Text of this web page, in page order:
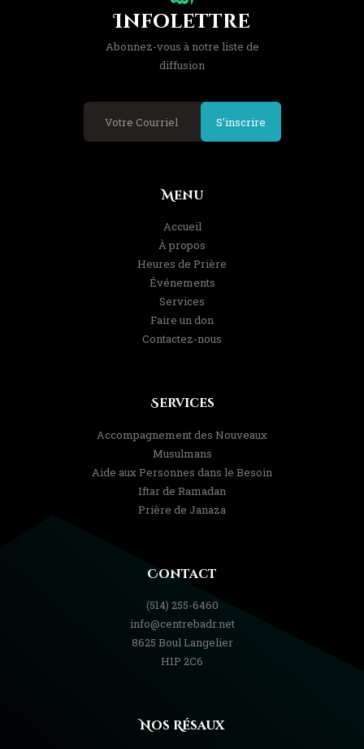
Infolettre
Abonnez-vous à notre liste de
diffusion
S'inscrire
Menu
Accueil
À propos
Heures de Prière
Événements
Services
Faire un don
Contactez-nous
Services
Accompagnement des Nouveaux
Musulmans
Aide aux Personnes dans le Besoin
Iftar de Ramadan
Prière de Janaza
Contact
(514) 255-6460
info@centrebadr.net
8625 Boul Langelier
H1P 2C6
Nos Résaux